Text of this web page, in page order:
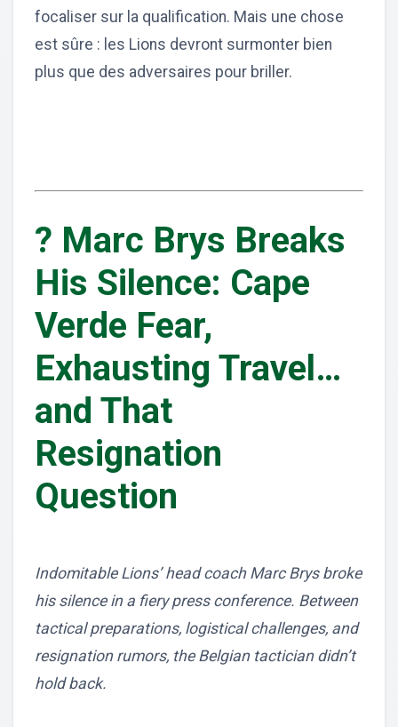
focaliser sur la qualification. Mais une chose
est sûre : les Lions devront surmonter bien
plus que des adversaires pour briller.
? Marc Brys Breaks
His Silence: Cape
Verde Fear,
Exhausting Travel…
and That
Resignation
Question
Indomitable Lions’ head coach Marc Brys broke
his silence in a fiery press conference. Between
tactical preparations, logistical challenges, and
resignation rumors, the Belgian tactician didn’t
hold back.